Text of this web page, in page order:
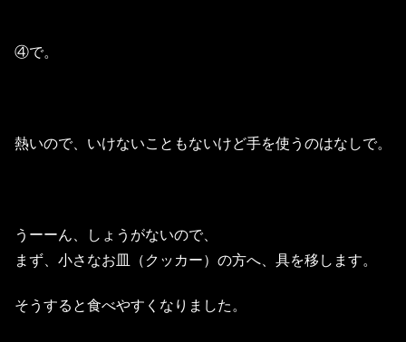
④で。
熱いので、いけないこともないけど手を使うのはなしで。
うーーん、しょうがないので、
まず、小さなお皿（クッカー）の方へ、具を移します。
そうすると食べやすくなりました。